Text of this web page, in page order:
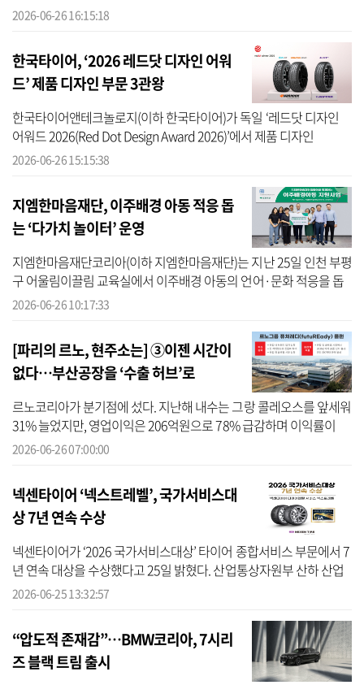
면서 A5라는 새 간판을 달았다. 단순한 페이스리프트가 아닌 내연기
2026-06-26 16:15:18
한국타이어, ‘2026 레드닷 디자인 어워
드’ 제품 디자인 부문 3관왕
한국타이어앤테크놀로지(이하 한국타이어)가 독일 ‘레드닷 디자인
어워드 2026(Red Dot Design Award 2026)’에서 제품 디자인
(Product Design) 부문 3개의 ‘본상(Winner)’을 수상했다고 26일 밝혔
2026-06-26 15:15:38
지엠한마음재단, 이주배경 아동 적응 돕
는 ‘다가치 놀이터’ 운영
지엠한마음재단코리아(이하 지엠한마음재단)는 지난 25일 인천 부평
구 어울림이끌림 교육실에서 이주배경 아동의 언어·문화 적응을 돕
는 통합 지원 프로그램 ‘다(多)가치 놀이터’ 체험 프로그램과 후원금
2026-06-26 10:17:33
[파리의 르노, 현주소는] ③이젠 시간이
없다…부산공장을 ‘수출 허브’로
르노코리아가 분기점에 섰다. 지난해 내수는 그랑 콜레오스를 앞세워
31% 늘었지만, 영업이익은 206억원으로 78% 급감하며 이익률이
1% 아래로 내려갔다. 중견 완성차 3사 중 내수 1위 차종을 보유하고
2026-06-26 07:00:00
넥센타이어 ‘넥스트레벨’, 국가서비스대
상 7년 연속 수상
넥센타이어가 ‘2026 국가서비스대상’ 타이어 종합서비스 부문에서 7
년 연속 대상을 수상했다고 25일 밝혔다. 산업통상자원부 산하 산업
연구원(IPS)이 주관하는 ‘국가서비스대상’은 차별화된 서비스 가치로
2026-06-25 13:32:57
“압도적 존재감”…BMW코리아, 7시리
즈 블랙 트림 출시